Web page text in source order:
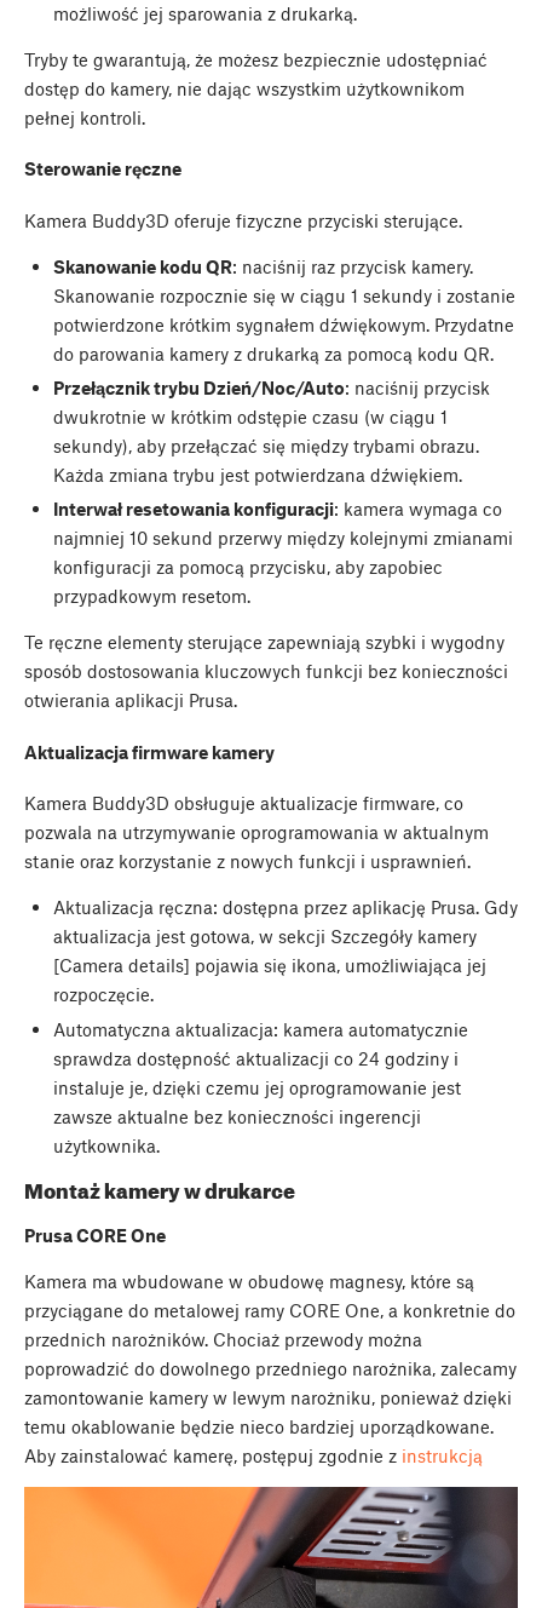
możliwość jej sparowania z drukarką.
Tryby te gwarantują, że możesz bezpiecznie udostępniać
dostęp do kamery, nie dając wszystkim użytkownikom
pełnej kontroli.
Sterowanie ręczne
Kamera Buddy3D oferuje fizyczne przyciski sterujące.
Skanowanie kodu QR: naciśnij raz przycisk kamery.
Skanowanie rozpocznie się w ciągu 1 sekundy i zostanie
potwierdzone krótkim sygnałem dźwiękowym. Przydatne
do parowania kamery z drukarką za pomocą kodu QR.
Przełącznik trybu Dzień/Noc/Auto: naciśnij przycisk
dwukrotnie w krótkim odstępie czasu (w ciągu 1
sekundy), aby przełączać się między trybami obrazu.
Każda zmiana trybu jest potwierdzana dźwiękiem.
Interwał resetowania konfiguracji: kamera wymaga co
najmniej 10 sekund przerwy między kolejnymi zmianami
konfiguracji za pomocą przycisku, aby zapobiec
przypadkowym resetom.
Te ręczne elementy sterujące zapewniają szybki i wygodny
sposób dostosowania kluczowych funkcji bez konieczności
otwierania aplikacji Prusa.
Aktualizacja firmware kamery
Kamera Buddy3D obsługuje aktualizacje firmware, co
pozwala na utrzymywanie oprogramowania w aktualnym
stanie oraz korzystanie z nowych funkcji i usprawnień.
Aktualizacja ręczna: dostępna przez aplikację Prusa. Gdy
aktualizacja jest gotowa, w sekcji Szczegóły kamery
[Camera details] pojawia się ikona, umożliwiająca jej
rozpoczęcie.
Automatyczna aktualizacja: kamera automatycznie
sprawdza dostępność aktualizacji co 24 godziny i
instaluje je, dzięki czemu jej oprogramowanie jest
zawsze aktualne bez konieczności ingerencji
użytkownika.
Montaż kamery w drukarce
Prusa CORE One
Kamera ma wbudowane w obudowę magnesy, które są
przyciągane do metalowej ramy CORE One, a konkretnie do
przednich narożników. Chociaż przewody można
poprowadzić do dowolnego przedniego narożnika, zalecamy
zamontowanie kamery w lewym narożniku, ponieważ dzięki
temu okablowanie będzie nieco bardziej uporządkowane.
Aby zainstalować kamerę, postępuj zgodnie z instrukcją